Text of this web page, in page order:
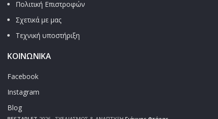
Πολιτική Επιστροφών
Σχετικά με μας
Τεχνική υποστήριξη
ΚΟΙΝΩΝΙΚΑ
Facebook
Instagram
Blog